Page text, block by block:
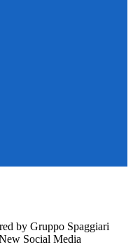
by Gruppo Spaggiari
Social Media